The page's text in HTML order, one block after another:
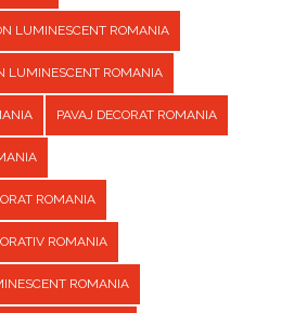
LUMINESCENT ROMANIA
LUMINESCENT ROMANIA
PAVAJ DECORAT ROMANIA
ROMANIA
ROMANIA
ROMANIA